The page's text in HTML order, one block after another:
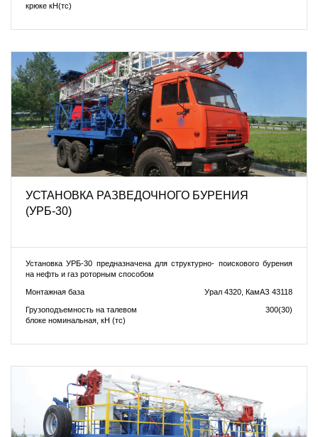
крюке кН(тс)
УСТАНОВКА РАЗВЕДОЧНОГО БУРЕНИЯ
(УРБ-30)
Установка УРБ-30 предназначена для структурно- поискового бурения
на нефть и газ роторным способом
Монтажная база Урал 4320, КамАЗ 43118
Грузоподъемность на талевом
блоке номинальная, кН (тс)
300(30)